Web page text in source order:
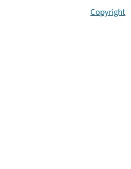
Copyright